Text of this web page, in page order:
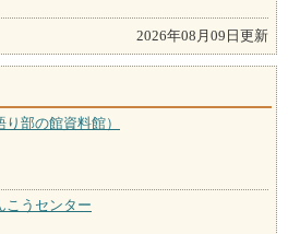
2026年08月09日更新
部の館資料館）
こうセンター